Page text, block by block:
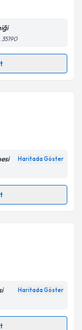
belirtilen
takvimi talebi
almanız için bir
belirtilen
Haritada Göster
talebi
almanız için bir
Haritada Göster